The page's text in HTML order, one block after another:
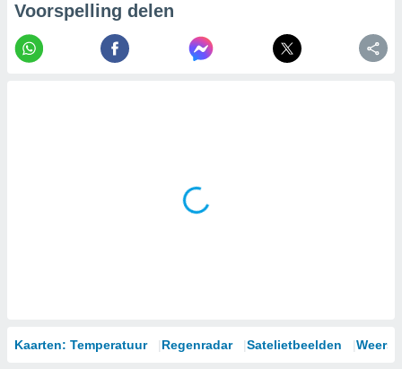
Voorspelling delen
Kaarten: Temperatuur Regenradar Satelietbeelden